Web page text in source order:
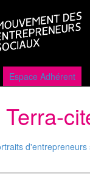
Espace Adhérent
d'entrepreneurs